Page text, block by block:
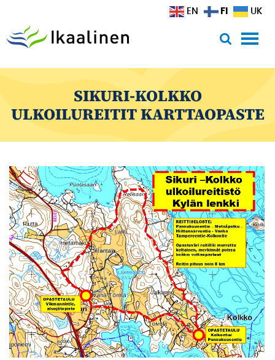
SIKURI-KOLKKO
ULKOILUREITIT KARTTAOPASTE
EN FI UK